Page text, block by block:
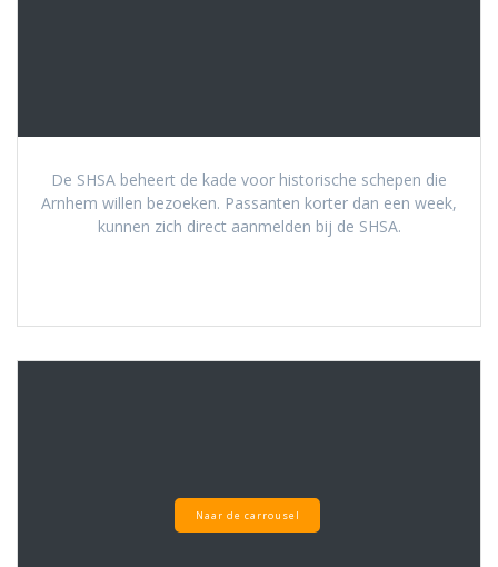
De SHSA beheert de kade voor historische schepen die
Arnhem willen bezoeken. Passanten korter dan een week,
kunnen zich direct aanmelden bij de SHSA.
Naar de carrousel